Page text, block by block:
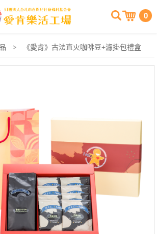
0
> 《愛肯》古法直火咖啡豆+濾掛包禮盒